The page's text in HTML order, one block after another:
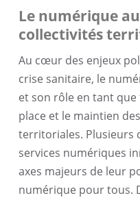
Le numérique
collectivités
Au cœur des enjeux
crise sanitaire, le
et son rôle en tant
place et le maintien
territoriales. Plusieurs
services numériques
axes majeurs de leur
numérique pour tous.